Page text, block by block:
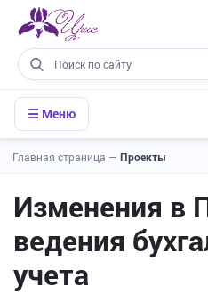
☰ Меню
Главная страница — Проекты
Изменения в
ведения
учета